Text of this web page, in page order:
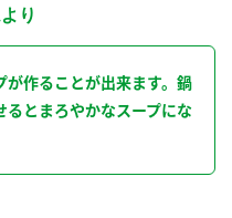
り
が作ることが出来ます。鍋
とまろやかなスープにな